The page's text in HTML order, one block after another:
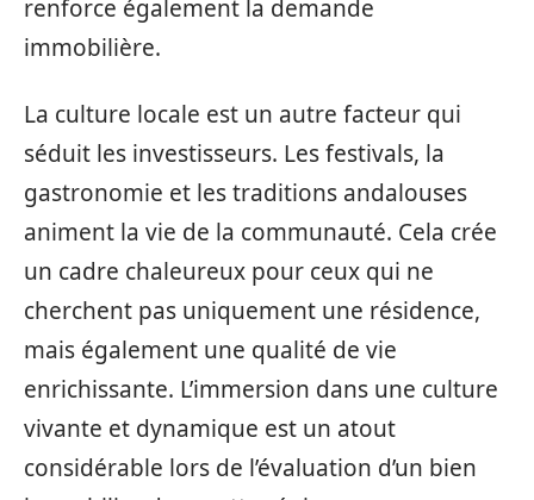
renforce également la demande
immobilière.
La culture locale est un autre facteur qui
séduit les investisseurs. Les festivals, la
gastronomie et les traditions andalouses
animent la vie de la communauté. Cela crée
un cadre chaleureux pour ceux qui ne
cherchent pas uniquement une résidence,
mais également une qualité de vie
enrichissante. L’immersion dans une culture
vivante et dynamique est un atout
considérable lors de l’évaluation d’un bien